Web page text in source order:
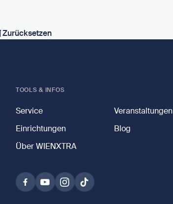
Zurücksetzen
TOOLS & INFOS
Service Veranstaltungen
Einrichtungen
Blog
Über WIENXTRA